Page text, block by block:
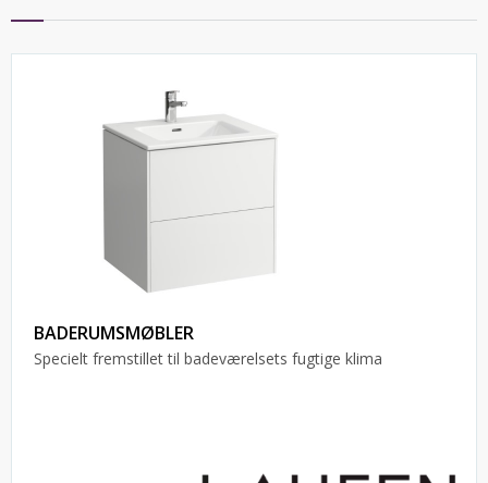
BADERUMSMØBLER
Specielt fremstillet til badeværelsets fugtige klima